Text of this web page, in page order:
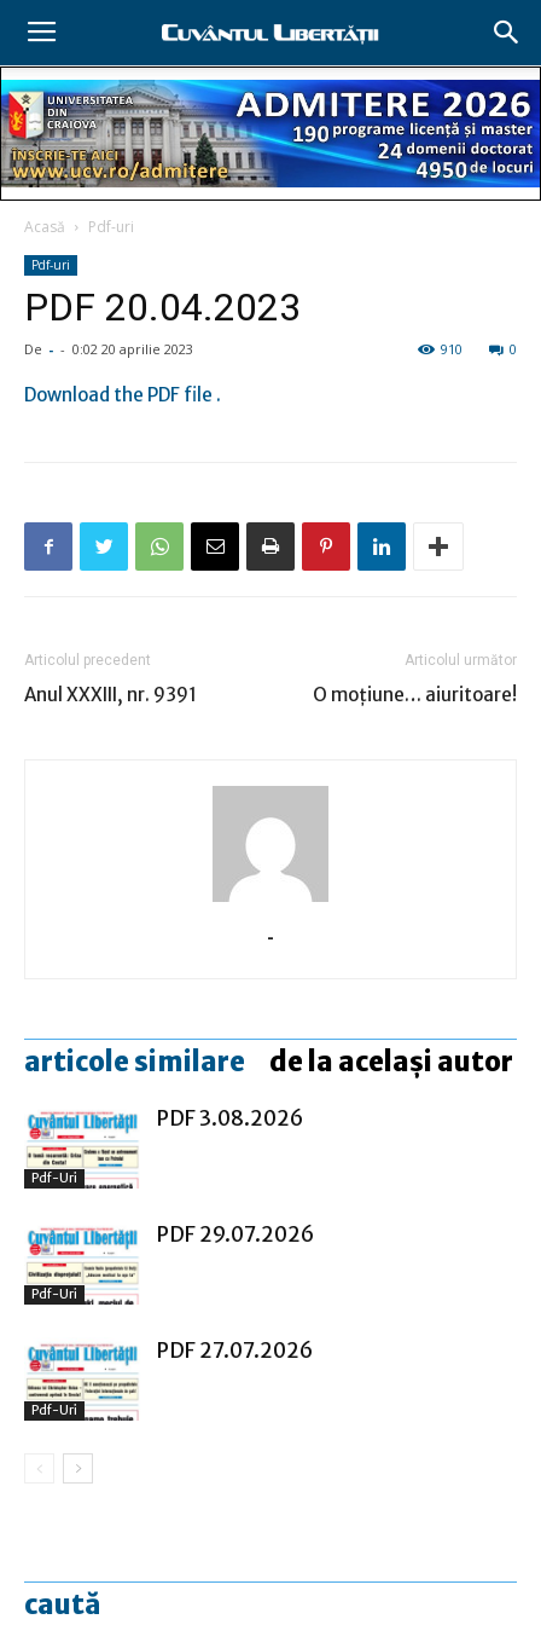
Acasă Pdf-uri
Pdf-uri
PDF 20.04.2023
De - - 0:02 20 aprilie 2023 0
910
Download the PDF file .
Articolul precedent
Anul XXXIII, nr. 9391
Articolul următor
O moţiune… aiuritoare!
-
articole similare de la același autor
Pdf-Uri
PDF 3.08.2026
Pdf-Uri
PDF 29.07.2026
Pdf-Uri
PDF 27.07.2026
caută